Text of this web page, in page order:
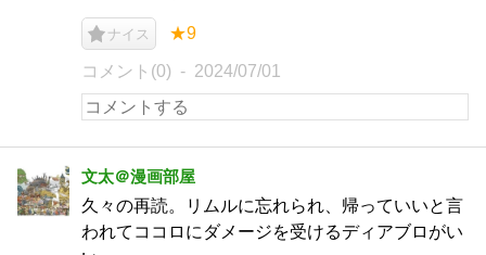
ナイス ★9
コメント(0) 2024/07/01
文太＠漫画部屋
久々の再読。リムルに忘れられ、帰っていいと言
われてココロにダメージを受けるディアブロがい